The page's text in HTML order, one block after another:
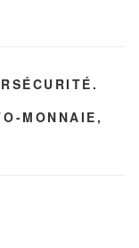
MONNAIE,